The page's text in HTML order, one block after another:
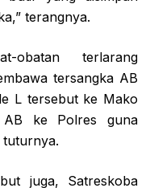
terangnya.
obatan terlarang
tersangka AB
L tersebut ke Mako
AB ke Polres guna
tuturnya.
juga, Satreskoba